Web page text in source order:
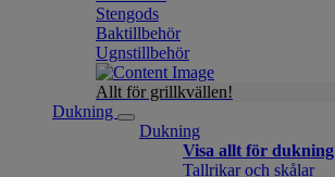
Stengods
Baktillbehör
Ugnstillbehör
Allt för grillkvällen!
Dukning
Dukning
Visa allt för dukning
Tallrikar och skålar